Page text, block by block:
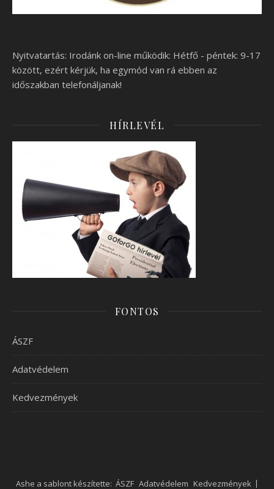
Nyitvatartás: Irodánk on-line működik: Hétfő - péntek: 9-17
között, ezért kérjük, ha egymód van rá ebben az
időszakban telefonáljanak!
HÍRLEVÉL
FONTOS
ÁSZF
Adatvédelem
Kedvezmények
ÁSZF Adatvédelem Kedvezmények
Ashe a sablont készítette: